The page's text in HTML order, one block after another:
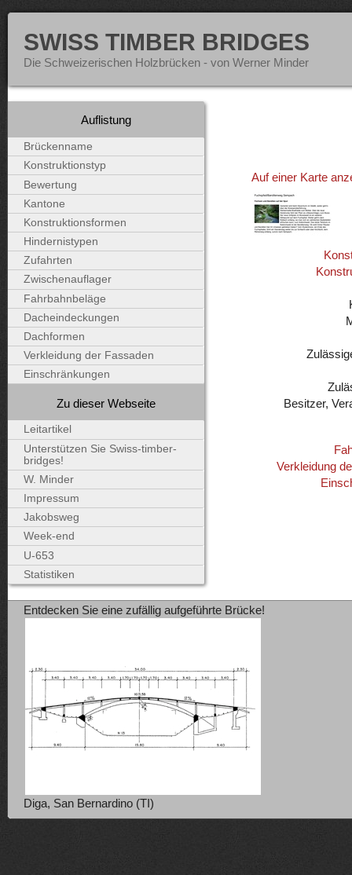
SWISS TIMBER BRIDGES
Die Schweizerischen Holzbrücken - von Werner Minder
Auf einer Karte
Besitzer,
Verkleidung
Auflistung
Brückenname
Konstruktionstyp
Bewertung
Kantone
Konstruktionsformen
Hindernistypen
Zufahrten
Zwischenauflager
Fahrbahnbeläge
Dacheindeckungen
Dachformen
Verkleidung der Fassaden
Einschränkungen
Zu dieser Webseite
Leitartikel
Unterstützen Sie Swiss-timber-
bridges!
W. Minder
Impressum
Jakobsweg
Week-end
U-653
Statistiken
Entdecken Sie eine zufällig aufgeführte Brücke!
Diga, San Bernardino (TI)